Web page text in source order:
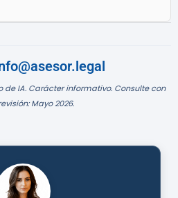
IA. Carácter informativo. Consulte con
Mayo 2026.